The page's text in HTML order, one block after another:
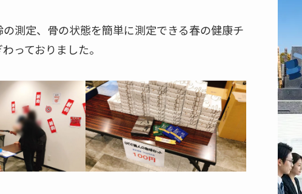
測定、骨の状態を簡単に測定できる春の健康チ
っておりました。